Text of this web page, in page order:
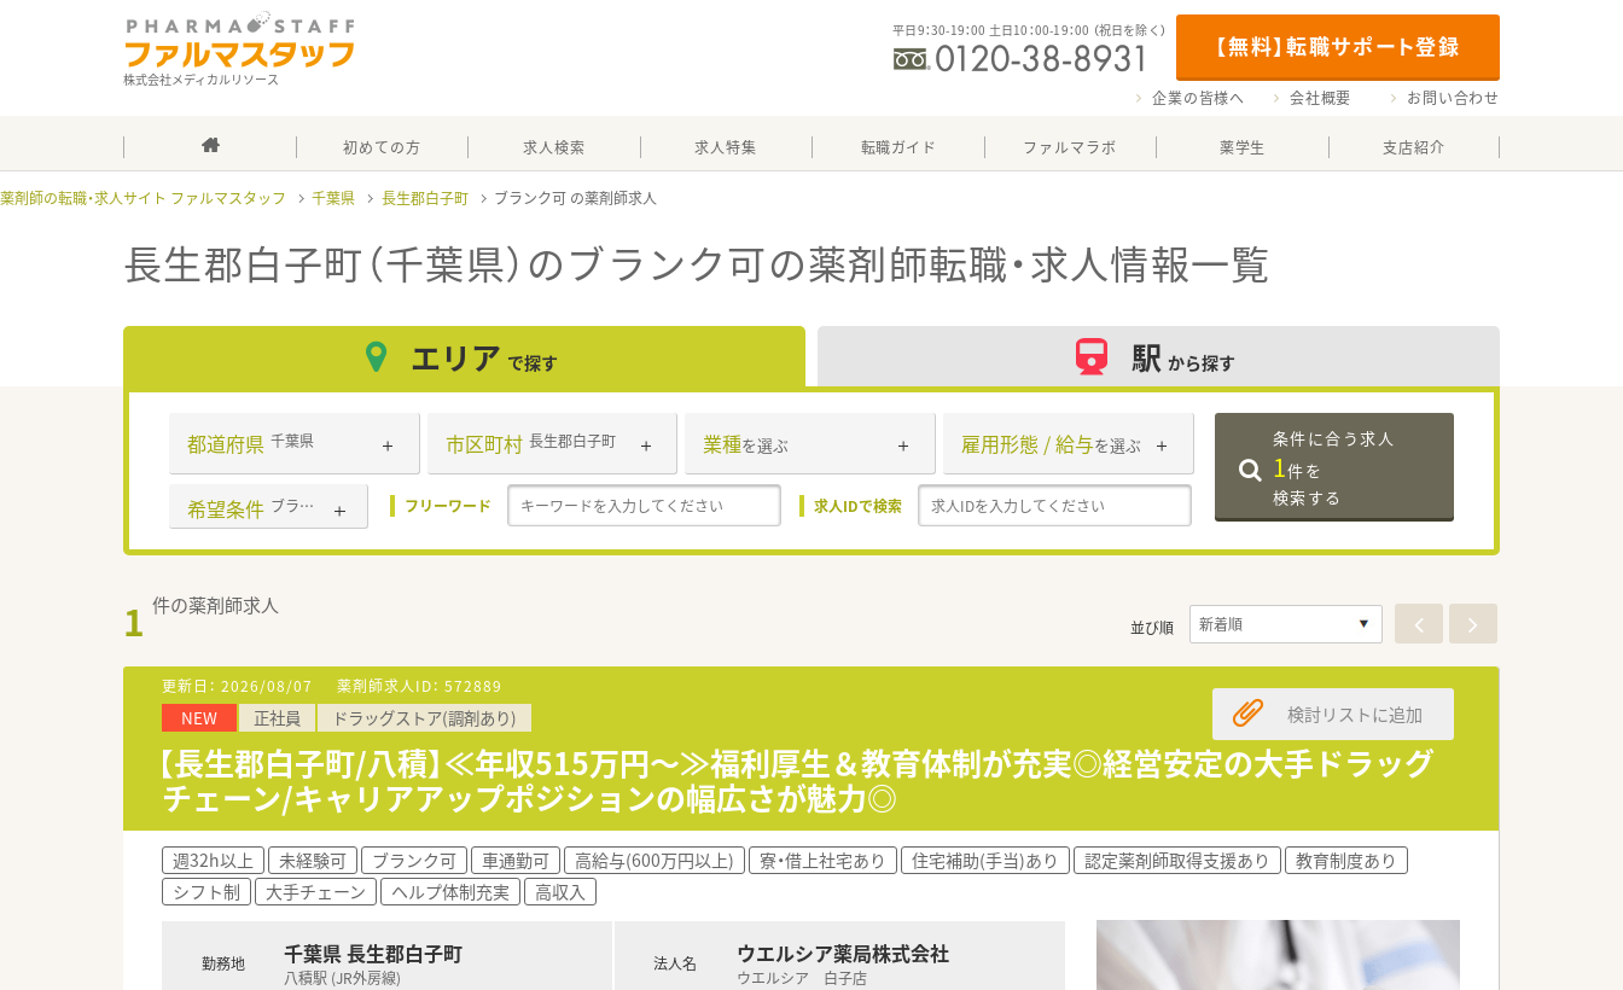
株式会社メディカルリソース
【無料】転職サポート登録
平日9：30-19：00 土日10：00-19：00 （祝日を除く）
企業の皆様へ 会社概要 お問い合わせ
初めての方 求人検索 求人特集 転職ガイド ファルマラボ 薬学生 支店紹介
薬剤師の転職・求人サイト ファルマスタッフ 千葉県 長生郡白子町 ブランク可
長生郡白子町（千葉県）のブランク可の薬剤師転職・求人情報一覧
エリア で探す 駅 から探す
都道府県 千葉県 市区町村 長生郡白子町 業種を選ぶ 雇用形態 / 給与を選ぶ
希望条件 ブランク可 フリーワード 求人IDで検索
条件に合う求人
1件を
検索する
1 件の薬剤師求人
並び順
更新日： 2026/08/07 薬剤師求人ID： 572889
NEW 正社員 ドラッグストア(調剤あり)
【長生郡白子町/八積】≪年収515万円～≫福利厚生＆教育体制が充実◎経営安定の大手ドラッグ
チェーン/キャリアアップポジションの幅広さが魅力◎
検討リストに追加
週32h以上 未経験可 ブランク可 車通勤可 高給与(600万円以上) 寮・借上社宅あり 住宅補助(手当)あり 認定薬剤師取得支援あり
教育制度あり
シフト制
大手チェーン ヘルプ体制充実 高収入
勤務地 千葉県 長生郡白子町
八積駅 (JR外房線)
法人名 ウエルシア薬局株式会社
ウエルシア 白子店